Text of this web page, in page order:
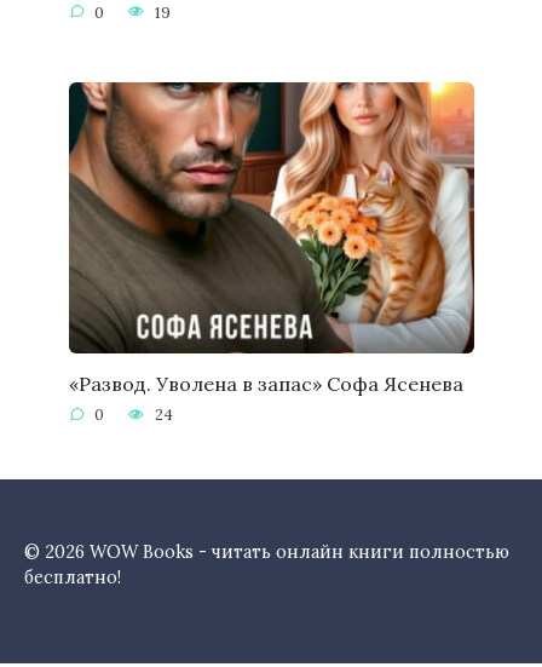
0 19
«Развод. Уволена в запас» Софа Ясенева
0 24
© 2026 WOW Books - читать онлайн книги полностью
бесплатно!